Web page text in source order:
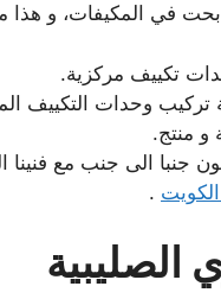
في المكيفات، و هذا
تكييف مركزية.
تركيب وحدات التكييف
و منتج.
جنبا الى جنب مع فنينا
.
الصليبية